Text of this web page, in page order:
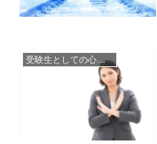
受験生としての心構え